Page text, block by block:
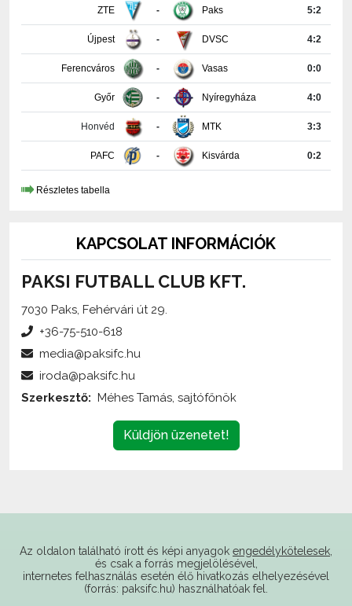
Újpest DVSC 4:2
Ferencváros Vasas 0:0
Győr Nyíregyháza 4:0
Honvéd MTK 3:3
PAFC Kisvárda 0:2
Részletes tabella
PAKSI FUTBALL CLUB KFT.
7030 Paks, Fehérvári út 29.
Küldjön üzenetet!
internetes felhasználás esetén élő hivatkozás elhelyezésével
(forrás: paksifc.hu) használhatóak fel.
Támogatóink